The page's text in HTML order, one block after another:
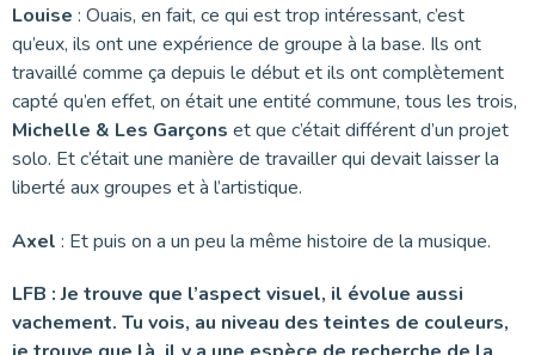
Louise : Ouais, en fait, ce qui est trop intéressant, c’est
qu’eux, ils ont une expérience de groupe à la base. Ils ont
travaillé comme ça depuis le début et ils ont complètement
capté qu’en effet, on était une entité commune, tous les trois,
Michelle & Les Garçons et que c’était différent d’un projet
solo. Et c’était une manière de travailler qui devait laisser la
liberté aux groupes et à l’artistique.
Axel : Et puis on a un peu la même histoire de la musique.
LFB : Je trouve que l’aspect visuel, il évolue aussi
vachement. Tu vois, au niveau des teintes de couleurs,